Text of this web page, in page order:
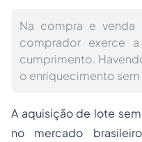
Na compra e venda
comprador exerce
cumprimento.
o enriquecimento sem
A aquisição de lote
no mercado